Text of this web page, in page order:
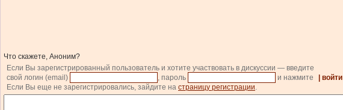
Что скажете, Аноним?
Если Вы зарегистрированный пользователь и хотите участвовать в дискуссии — введите
свой логин (email)
, пароль и нажмите | войти |
Если Вы еще не зарегистрировались, зайдите на страницу регистрации.